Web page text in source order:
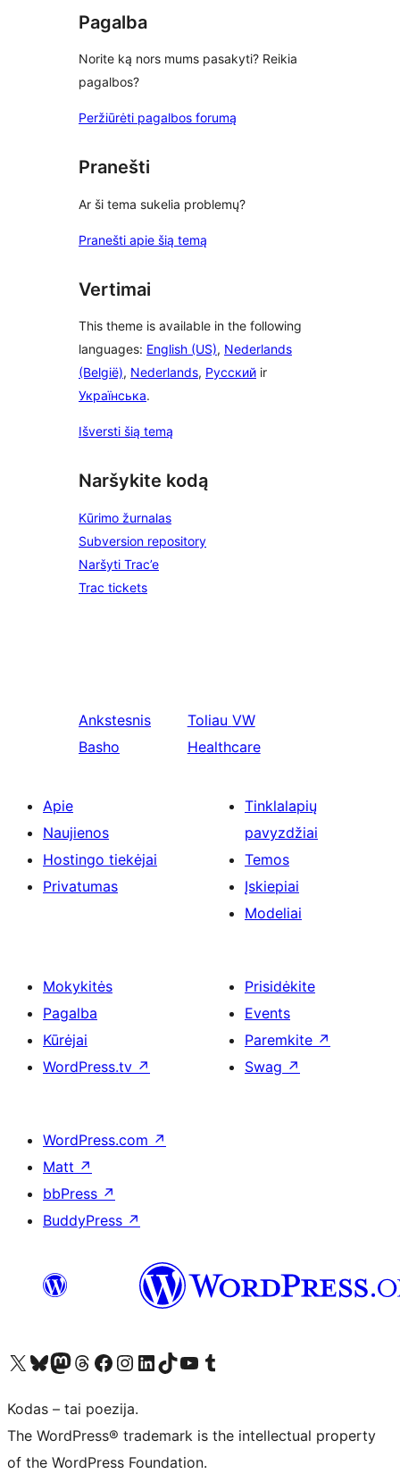
Pagalba
Norite ką nors mums pasakyti? Reikia
pagalbos?
Peržiūrėti pagalbos forumą
Pranešti
Ar ši tema sukelia problemų?
Pranešti apie šią temą
Vertimai
This theme is available in the following
languages: English (US), Nederlands
(België), Nederlands, Русский ir
Українська.
Išversti šią temą
Naršykite kodą
Kūrimo žurnalas
Subversion repository
Naršyti Trac’e
Trac tickets
Ankstesnis
Basho
Toliau VW
Healthcare
Apie
Naujienos
Hostingo tiekėjai
Privatumas
Tinklalapių
pavyzdžiai
Temos
Įskiepiai
Modeliai
Mokykitės
Pagalba
Kūrėjai
WordPress.tv ↗
Prisidėkite
Events
Paremkite ↗
Swag ↗
WordPress.com ↗
Matt ↗
bbPress ↗
BuddyPress ↗
Visit our X (formerly Twitter) account
Apsilankykite mūsų Bluesky paskyroje
Visit our Mastodon account
Apsilankykite mūsų Threads paskyroje
Visit our Facebook page
Visit our Instagram account
Visit our LinkedIn account
Apsilankykite mūsų TikTok paskyroje
Visit our YouTube channel
Apsilankykite mūsų Tumblr paskyroje
Kodas – tai poezija.
The WordPress® trademark is the intellectual property
of the WordPress Foundation.